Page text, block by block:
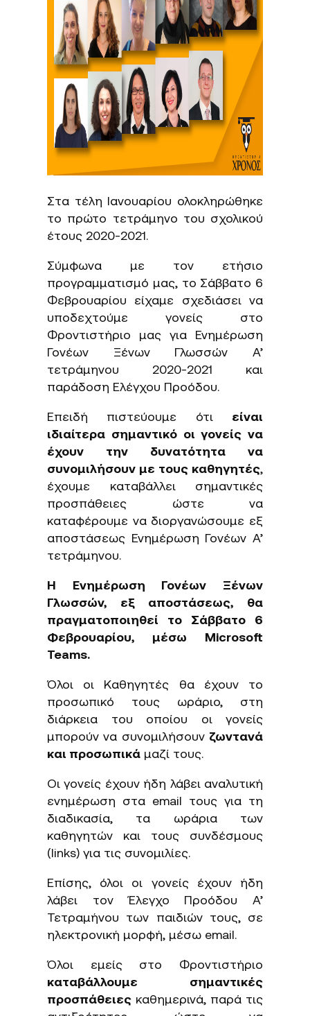
Στα τέλη Ιανουαρίου ολοκληρώθηκε
το πρώτο τετράμηνο του σχολικού
έτους 2020-2021.
Σύμφωνα με τον ετήσιο
προγραμματισμό μας, το Σάββατο 6
Φεβρουαρίου είχαμε σχεδιάσει να
υποδεχτούμε γονείς στο
Φροντιστήριο μας για Ενημέρωση
Γονέων Ξένων Γλωσσών Α’
τετράμηνου 2020-2021 και
παράδοση Ελέγχου Προόδου.
Επειδή πιστεύουμε ότι είναι
ιδιαίτερα σημαντικό οι γονείς να
έχουν την δυνατότητα να
συνομιλήσουν με τους καθηγητές,
έχουμε καταβάλλει σημαντικές
προσπάθειες ώστε να
καταφέρουμε να διοργανώσουμε εξ
αποστάσεως Ενημέρωση Γονέων Α’
τετράμηνου.
Η Ενημέρωση Γονέων Ξένων
Γλωσσών, εξ αποστάσεως, θα
πραγματοποιηθεί το Σάββατο 6
Φεβρουαρίου, μέσω Microsoft
Teams.
Όλοι οι Καθηγητές θα έχουν το
προσωπικό τους ωράριο, στη
διάρκεια του οποίου οι γονείς
μπορούν να συνομιλήσουν ζωντανά
και προσωπικά μαζί τους.
Οι γονείς έχουν ήδη λάβει αναλυτική
ενημέρωση στα email τους για τη
διαδικασία, τα ωράρια των
καθηγητών και τους συνδέσμους
(links) για τις συνομιλίες.
Επίσης, όλοι οι γονείς έχουν ήδη
λάβει τον Έλεγχο Προόδου Α’
Τετραμήνου των παιδιών τους, σε
ηλεκτρονική μορφή, μέσω email.
Όλοι εμείς στο Φροντιστήριο
καταβάλλουμε σημαντικές
προσπάθειες καθημερινά, παρά τις